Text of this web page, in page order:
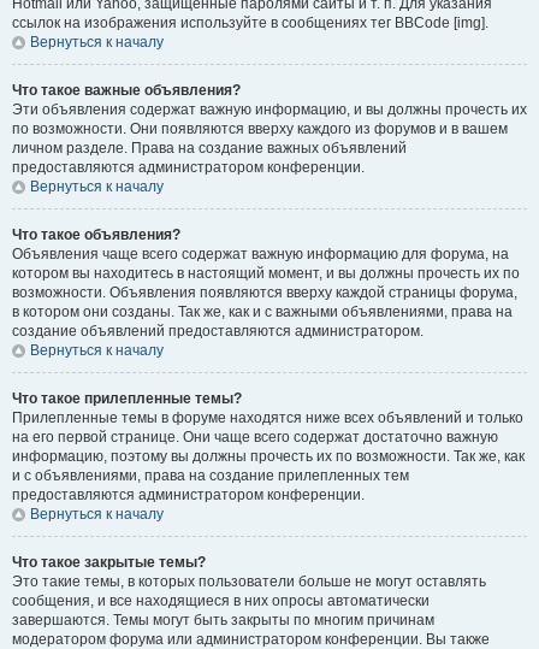
Hotmail или Yahoo, защищённые паролями сайты и т. п. Для указания
ссылок на изображения используйте в сообщениях тег BBCode [img].
Вернуться к началу
Что такое важные объявления?
Эти объявления содержат важную информацию, и вы должны прочесть их
по возможности. Они появляются вверху каждого из форумов и в вашем
личном разделе. Права на создание важных объявлений
предоставляются администратором конференции.
Вернуться к началу
Что такое объявления?
Объявления чаще всего содержат важную информацию для форума, на
котором вы находитесь в настоящий момент, и вы должны прочесть их по
возможности. Объявления появляются вверху каждой страницы форума,
в котором они созданы. Так же, как и с важными объявлениями, права на
создание объявлений предоставляются администратором.
Вернуться к началу
Что такое прилепленные темы?
Прилепленные темы в форуме находятся ниже всех объявлений и только
на его первой странице. Они чаще всего содержат достаточно важную
информацию, поэтому вы должны прочесть их по возможности. Так же, как
и с объявлениями, права на создание прилепленных тем
предоставляются администратором конференции.
Вернуться к началу
Что такое закрытые темы?
Это такие темы, в которых пользователи больше не могут оставлять
сообщения, и все находящиеся в них опросы автоматически
завершаются. Темы могут быть закрыты по многим причинам
модератором форума или администратором конференции. Вы также